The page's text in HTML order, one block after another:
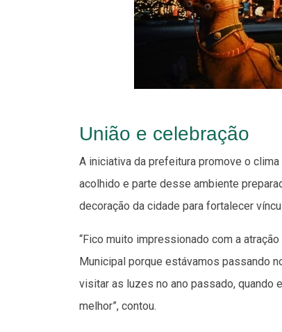
União e celebração
A iniciativa da prefeitura promove o
acolhido e parte desse ambiente
decoração da cidade para fortalecer
“Fico muito impressionado com a
Municipal porque estávamos passando
visitar as luzes no ano passado, quando
melhor”, contou.